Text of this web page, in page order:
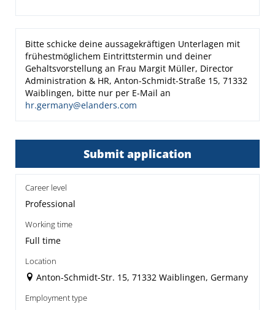
Bitte schicke deine aussagekräftigen Unterlagen mit
frühestmöglichem Eintrittstermin und deiner
Gehaltsvorstellung an Frau Margit Müller, Director
Administration & HR, Anton-Schmidt-Straße 15, 71332
Waiblingen, bitte nur per E-Mail an
hr.germany@elanders.com
Submit application
Career level
Professional
Working time
Full time
Location
Anton-Schmidt-Str. 15, 71332 Waiblingen, Germany
Employment type